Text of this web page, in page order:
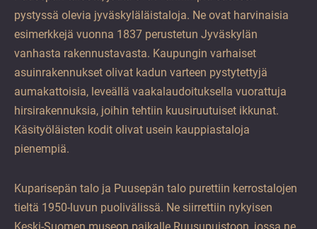
pystyssä olevia jyväskyläläistaloja. Ne ovat harvinaisia
esimerkkejä vuonna 1837 perustetun Jyväskylän
vanhasta rakennustavasta. Kaupungin varhaiset
asuinrakennukset olivat kadun varteen pystytettyjä
aumakattoisia, leveällä vaakalaudoituksella vuorattuja
hirsirakennuksia, joihin tehtiin kuusiruutuiset ikkunat.
Käsityöläisten kodit olivat usein kauppiastaloja
pienempiä.
Kuparisepän talo ja Puusepän talo purettiin kerrostalojen
tieltä 1950-luvun puolivälissä. Ne siirrettiin nykyisen